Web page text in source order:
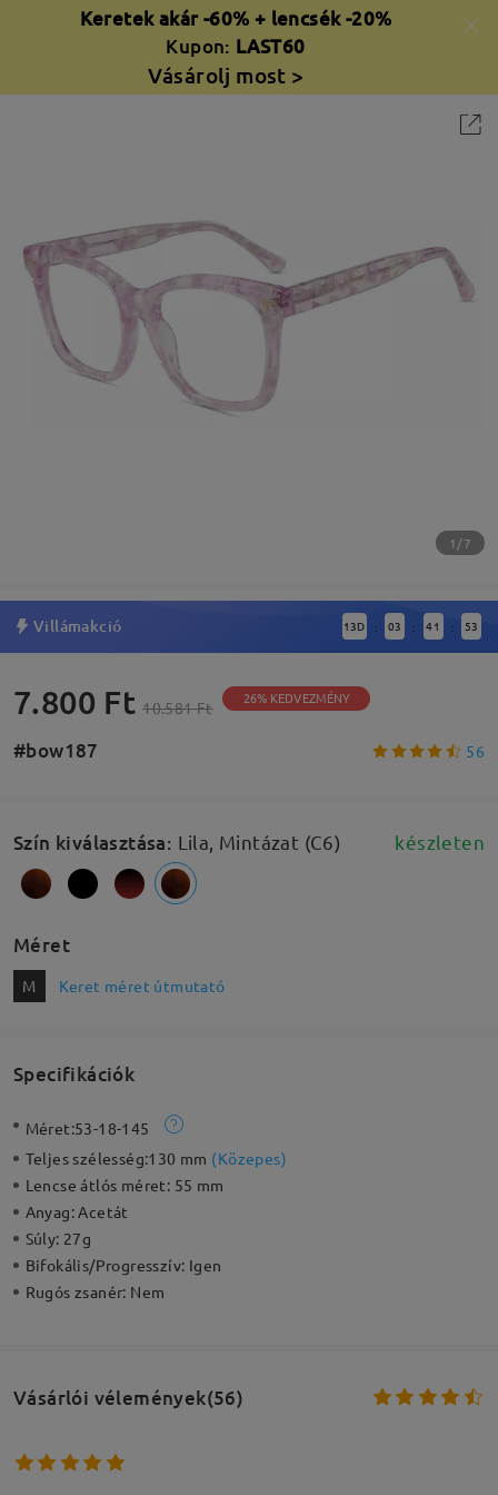
Keretek akár -60% + lencsék -20%
Kupon: LAST60
Vásárolj most >
1/7
Villámakció 13D : 03 : 41 : 52
7.800 Ft 10.581 Ft 26% KEDVEZMÉNY
#bow187 56
Szín kiválasztása: Lila, Mintázat (C6) készleten
Méret
M Keret méret útmutató
Specifikációk
Méret:53-18-145
Teljes szélesség:130 mm (Közepes)
Lencse átlós méret: 55 mm
Anyag:Acetát
Súly: 27g
Bifokális/Progresszív: Igen
Rugós zsanér: Nem
Vásárlói vélemények(56)